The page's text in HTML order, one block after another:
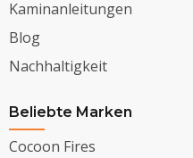
Kaminanleitungen
Blog
Nachhaltigkeit
Beliebte Marken
Cocoon Fires